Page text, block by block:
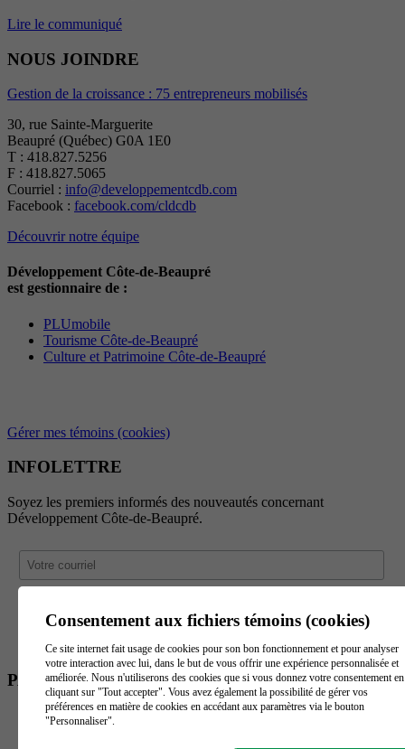
Lire le communiqué
NOUS JOINDRE
Gestion de la croissance : 75 entrepreneurs mobilisés
30, rue Sainte-Marguerite
Beaupré (Québec) G0A 1E0
T : 418.827.5256
F : 418.827.5065
Courriel : info@developpementcdb.com
Facebook : facebook.com/cldcdb
Découvrir notre équipe
Développement Côte-de-Beaupré
est gestionnaire de :
PLUmobile
Tourisme Côte-de-Beaupré
Culture et Patrimoine Côte-de-Beaupré
Gérer mes témoins (cookies)
INFOLETTRE
Soyez les premiers informés des nouveautés concernant
Développement Côte-de-Beaupré.
PARTENAIRES
Consentement aux fichiers témoins (cookies)
Ce site internet fait usage de cookies pour son bon fonctionnement et pour analyser
votre interaction avec lui, dans le but de vous offrir une expérience personnalisée et
améliorée. Nous n'utiliserons des cookies que si vous donnez votre consentement en
cliquant sur "Tout accepter". Vous avez également la possibilité de gérer vos
préférences en matière de cookies en accédant aux paramètres via le bouton
"Personnaliser".